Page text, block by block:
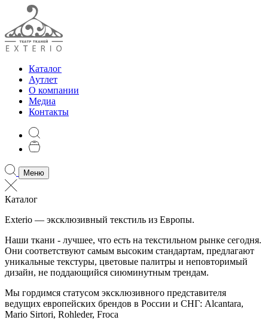
Каталог
Аутлет
О компании
Медиа
Контакты
Меню
Каталог
Exterio — эксклюзивный текстиль из Европы.
Наши ткани - лучшее, что есть на текстильном рынке сегодня.
Они соответствуют самым высоким стандартам, предлагают
уникальные текстуры, цветовые палитры и неповторимый
дизайн, не поддающийся сиюминутным трендам.
Мы гордимся статусом эксклюзивного представителя
ведущих европейских брендов в России и СНГ: Alcantara,
Mario Sirtori, Rohleder, Froca